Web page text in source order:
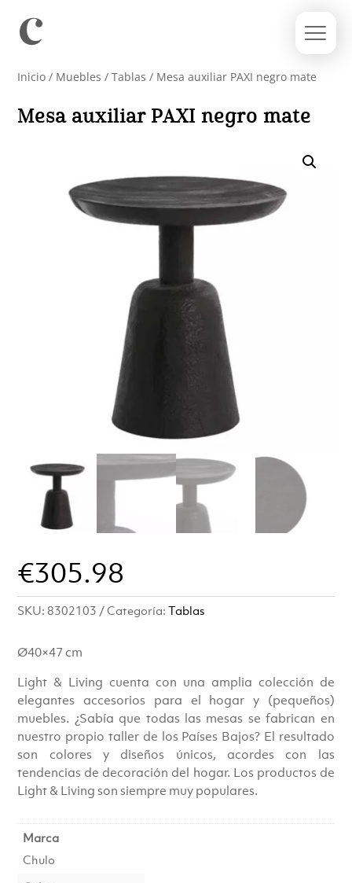
Inicio / Muebles /Tablas / Mesa auxiliar PAXI negro mate
Mesa auxiliar PAXI negro mate
€305.98
SKU: 8302103 Categoría:Tablas
Ø40×47 cm
Light & Living cuenta con una amplia colección de
elegantes accesorios para el hogar y (pequeños)
muebles. ¿Sabía que todas las mesas se fabrican en
nuestro propio taller de los Países Bajos? El resultado
son colores y diseños únicos, acordes con las
tendencias de decoración del hogar. Los productos de
Light & Living son siempre muy populares.
Marca
Chulo